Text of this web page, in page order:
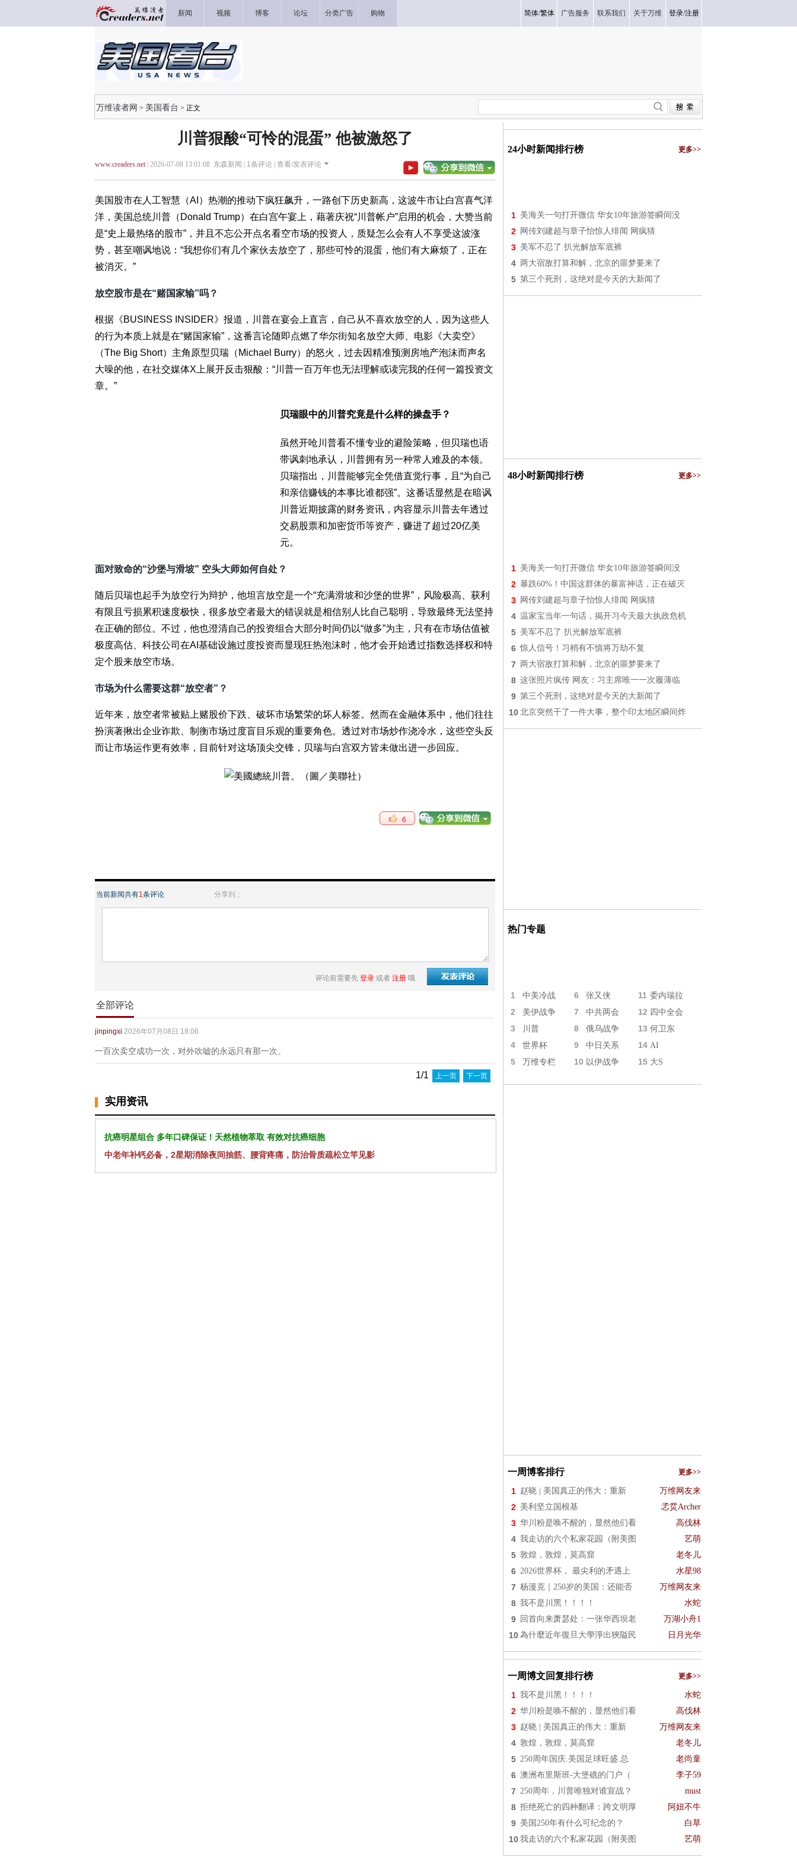
新闻 视频 博客 论坛 分类广告 购物 简体/繁体 广告服务 联系我们 关于万维 登录/注册
万维读者网 > 美国看台 > 正文
川普狠酸“可怜的混蛋” 他被激怒了
www.creaders.net| 2026-07-08 13:01:08 东森新闻 | 1条评论 | 查看/发表评论
美国股市在人工智慧（AI）热潮的推动下疯狂飙升，一路创下历史新高，这波牛市让白宫喜气洋
洋，美国总统川普（Donald Trump）在白宫午宴上，藉著庆祝“川普帐户”启用的机会，大赞当前
是“史上最热络的股市”，并且不忘公开点名看空市场的投资人，质疑怎么会有人不享受这波涨
势，甚至嘲讽地说：“我想你们有几个家伙去放空了，那些可怜的混蛋，他们有大麻烦了，正在
被消灭。”
放空股市是在“赌国家输”吗？
根据《BUSINESS INSIDER》报道，川普在宴会上直言，自己从不喜欢放空的人，因为这些人
的行为本质上就是在“赌国家输”，这番言论随即点燃了华尔街知名放空大师、电影《大卖空》
（The Big Short）主角原型贝瑞（Michael Burry）的怒火，过去因精准预测房地产泡沫而声名
大噪的他，在社交媒体X上展开反击狠酸：“川普一百万年也无法理解或读完我的任何一篇投资文
章。”
贝瑞眼中的川普究竟是什么样的操盘手？
虽然开呛川普看不懂专业的避险策略，但贝瑞也语
带讽刺地承认，川普拥有另一种常人难及的本领。
贝瑞指出，川普能够完全凭借直觉行事，且“为自己
和亲信赚钱的本事比谁都强”。这番话显然是在暗讽
川普近期披露的财务资讯，内容显示川普去年透过
交易股票和加密货币等资产，赚进了超过20亿美
元。
面对致命的“沙堡与滑坡” 空头大师如何自处？
随后贝瑞也起手为放空行为辩护，他坦言放空是一个“充满滑坡和沙堡的世界”，风险极高、获利
有限且亏损累积速度极快，很多放空者最大的错误就是相信别人比自己聪明，导致最终无法坚持
在正确的部位。不过，他也澄清自己的投资组合大部分时间仍以“做多”为主，只有在市场估值被
极度高估、科技公司在AI基础设施过度投资而显现狂热泡沫时，他才会开始透过指数选择权和特
定个股来放空市场。
市场为什么需要这群“放空者”？
近年来，放空者常被贴上赌股价下跌、破坏市场繁荣的坏人标签。然而在金融体系中，他们往往
扮演著揪出企业诈欺、制衡市场过度盲目乐观的重要角色。透过对市场炒作浇冷水，这些空头反
而让市场运作更有效率，目前针对这场顶尖交锋，贝瑞与白宫双方皆未做出进一步回应。
6
当前新闻共有1条评论 分享到：
评论前需要先 登录 或者 注册 哦
全部评论
jinpingxi 2026年07月08日 18:06
一百次卖空成功一次，对外吹嘘的永远只有那一次。
1/1 上一页 下一页
实用资讯
抗癌明星组合 多年口碑保证！天然植物萃取 有效对抗癌细胞
中老年补钙必备，2星期消除夜间抽筋、腰背疼痛，防治骨质疏松立竿见影
24小时新闻排行榜 更多>>
1 美海关一句打开微信 华女10年旅游签瞬间没
2 网传刘建超与章子怡惊人绯闻 网疯猜
3 美军不忍了 扒光解放军底裤
4 两大宿敌打算和解，北京的噩梦要来了
5 第三个死刑，这绝对是今天的大新闻了
48小时新闻排行榜 更多>>
1 美海关一句打开微信 华女10年旅游签瞬间没
2 暴跌60%！中国这群体的暴富神话，正在破灭
3 网传刘建超与章子怡惊人绯闻 网疯猜
4 温家宝当年一句话，揭开习今天最大执政危机
5 美军不忍了 扒光解放军底裤
6 惊人信号！习稍有不慎将万劫不复
7 两大宿敌打算和解，北京的噩梦要来了
8 这张照片疯传 网友：习主席唯一一次履薄临
9 第三个死刑，这绝对是今天的大新闻了
10 北京突然干了一件大事，整个印太地区瞬间炸
热门专题
1 中美冷战 6 张又侠 11 委内瑞拉
2 美伊战争 7 中共两会 12 四中全会
3 川普 8 俄乌战争 13 何卫东
4 世界杯 9 中日关系 14 AI
5 万维专栏 10 以伊战争 15 大S
一周博客排行 更多>>
1 赵晓 | 美国真正的伟大：重新 万维网友来
2 美利坚立国根基 孞烎Archer
3 华川粉是唤不醒的，显然他们看 高伐林
4 我走访的六个私家花园（附美图 艺萌
5 敦煌，敦煌，莫高窟 老冬儿
6 2026世界杯， 最尖利的矛遇上 水星98
7 杨漫克｜250岁的美国：还能否 万维网友来
8 我不是川黑！！！！ 水蛇
9 回首向来萧瑟处：一张华西坝老 万湖小舟1
10 為什麼近年復旦大學淨出狹隘民 日月光华
一周博文回复排行榜 更多>>
1 我不是川黑！！！！ 水蛇
2 华川粉是唤不醒的，显然他们看 高伐林
3 赵晓 | 美国真正的伟大：重新 万维网友来
4 敦煌，敦煌，莫高窟 老冬儿
5 250周年国庆.美国足球旺盛.总 老尚童
6 澳洲布里斯班-大堡礁的门户（ 李子59
7 250周年，川普唯独对谁宣战？ must
8 拒绝死亡的四种翻译：跨文明厚 阿妞不牛
9 美国250年有什么可纪念的？ 白草
10 我走访的六个私家花园（附美图 艺萌